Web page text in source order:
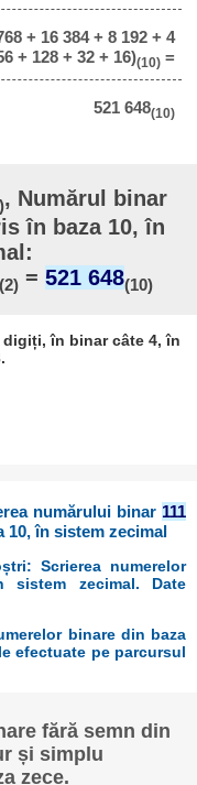
+ 16 384 + 8 192 + 4
+ 128 + 32 + 16)(10)=
521 648(10)
, Numărul binar
în baza 10, în
= 521 648(10)
în binar câte 4, în
numărului binar 111
10, în sistem zecimal
Scrierea numerelor
zecimal. Date
binare din baza
efectuate pe parcursul
fără semn din
și simplu
zece.